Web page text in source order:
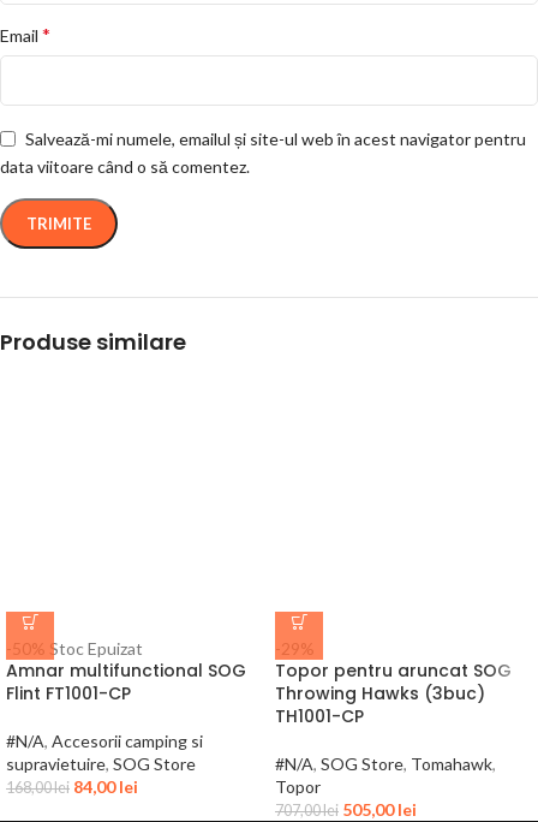
Email *
Salvează-mi numele, emailul și site-ul web în acest navigator pentru
data viitoare când o să comentez.
Produse similare
-50% Stoc Epuizat
Amnar multifunctional SOG
Flint FT1001-CP
#N/A, Accesorii camping si
supravietuire, SOG Store
168,00lei 84,00lei
-29%
Topor pentru aruncat SOG
Throwing Hawks (3buc)
TH1001-CP
#N/A, SOG Store, Tomahawk,
Topor
707,00lei 505,00lei